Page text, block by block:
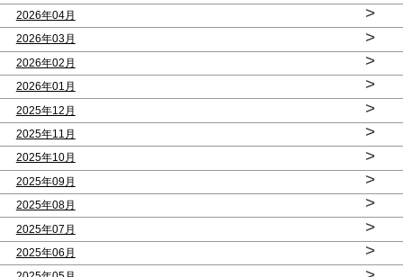
2026年04月 >
2026年03月 >
2026年02月 >
2026年01月 >
2025年12月 >
2025年11月 >
2025年10月 >
2025年09月 >
2025年08月 >
2025年07月 >
2025年06月 >